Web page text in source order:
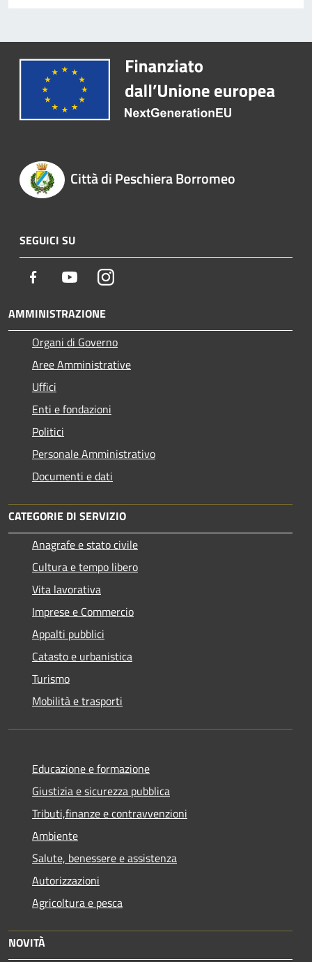
Città di Peschiera Borromeo
SEGUICI SU
Facebook YoutubeInstagram
AMMINISTRAZIONE
Organi di Governo
Aree Amministrative
Uffici
Enti e fondazioni
Politici
Personale Amministrativo
Documenti e dati
CATEGORIE DI SERVIZIO
Anagrafe e stato civile
Cultura e tempo libero
Vita lavorativa
Imprese e Commercio
Appalti pubblici
Catasto e urbanistica
Turismo
Mobilità e trasporti
Educazione e formazione
Giustizia e sicurezza pubblica
Tributi,finanze e contravvenzioni
Ambiente
Salute, benessere e assistenza
Autorizzazioni
Agricoltura e pesca
NOVITÀ